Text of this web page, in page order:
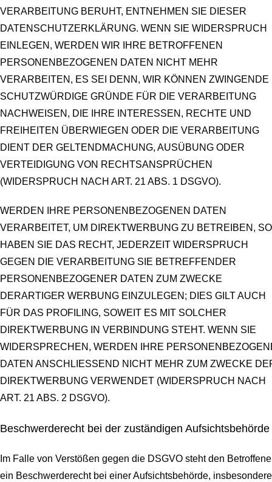
VERARBEITUNG BERUHT, ENTNEHMEN SIE DIESER
DATENSCHUTZERKLÄRUNG. WENN SIE WIDERSPRUCH
EINLEGEN, WERDEN WIR IHRE BETROFFENEN
PERSONENBEZOGENEN DATEN NICHT MEHR
VERARBEITEN, ES SEI DENN, WIR KÖNNEN ZWINGENDE
SCHUTZWÜRDIGE GRÜNDE FÜR DIE VERARBEITUNG
NACHWEISEN, DIE IHRE INTERESSEN, RECHTE UND
FREIHEITEN ÜBERWIEGEN ODER DIE VERARBEITUNG
DIENT DER GELTENDMACHUNG, AUSÜBUNG ODER
VERTEIDIGUNG VON RECHTSANSPRÜCHEN
(WIDERSPRUCH NACH ART. 21 ABS. 1 DSGVO).
WERDEN IHRE PERSONENBEZOGENEN DATEN
VERARBEITET, UM DIREKTWERBUNG ZU BETREIBEN, SO
HABEN SIE DAS RECHT, JEDERZEIT WIDERSPRUCH
GEGEN DIE VERARBEITUNG SIE BETREFFENDER
PERSONENBEZOGENER DATEN ZUM ZWECKE
DERARTIGER WERBUNG EINZULEGEN; DIES GILT AUCH
FÜR DAS PROFILING, SOWEIT ES MIT SOLCHER
DIREKTWERBUNG IN VERBINDUNG STEHT. WENN SIE
WIDERSPRECHEN, WERDEN IHRE
DATEN ANSCHLIESSEND NICHT MEHR ZUM ZWECKE
DIREKTWERBUNG VERWENDET (WIDERSPRUCH NACH
ART. 21 ABS. 2 DSGVO).
Beschwerde­recht bei der zuständigen Aufsichts­behörde
Im Falle von Verstößen gegen die DSGVO steht den
ein Beschwerderecht bei einer Aufsichtsbehörde,